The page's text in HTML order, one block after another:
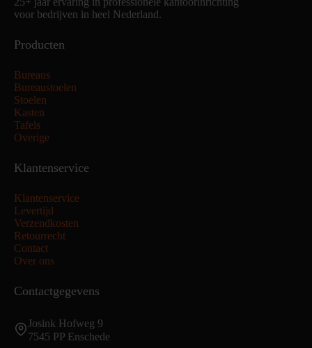
voor bedrijven in heel Nederland.
Producten
Bureaus
Bureaustoelen
Stoelen
Kasten
Tafels
Overige
Klantenservice
Klantenservice
Levertijd
Verzendkosten
Retourrecht
Contact
Over ons
Contactgegevens
Josink Hofweg 9
7545 PP Enschede